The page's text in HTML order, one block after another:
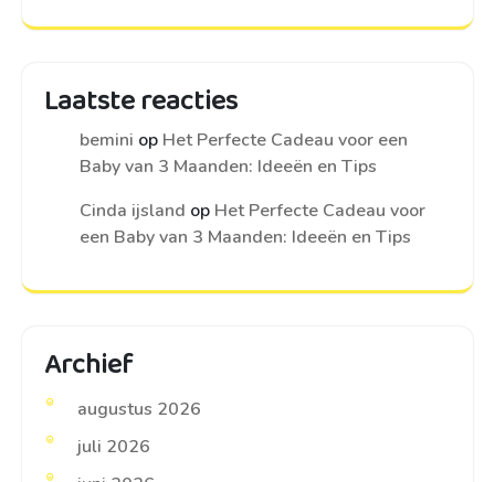
Laatste reacties
bemini op Het Perfecte Cadeau voor een
Baby van 3 Maanden: Ideeën en Tips
Cinda ijsland op Het Perfecte Cadeau voor
een Baby van 3 Maanden: Ideeën en Tips
Archief
augustus 2026
juli 2026